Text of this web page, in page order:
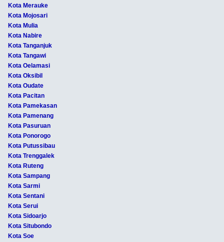
Kota Merauke
Kota Mojosari
Kota Mulia
Kota Nabire
Kota Tanganjuk
Kota Tangawi
Kota Oelamasi
Kota Oksibil
Kota Oudate
Kota Pacitan
Kota Pamekasan
Kota Pamenang
Kota Pasuruan
Kota Ponorogo
Kota Putussibau
Kota Trenggalek
Kota Ruteng
Kota Sampang
Kota Sarmi
Kota Sentani
Kota Serui
Kota Sidoarjo
Kota Situbondo
Kota Soe